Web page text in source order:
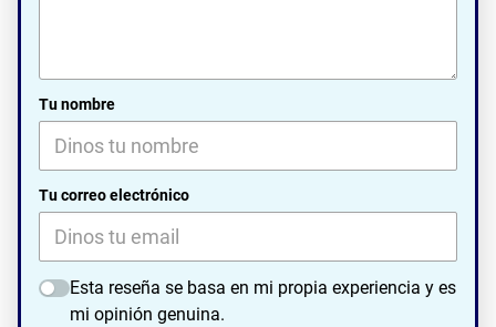
Tu nombre
Tu correo electrónico
Esta reseña se basa en mi propia experiencia y es
mi opinión genuina.